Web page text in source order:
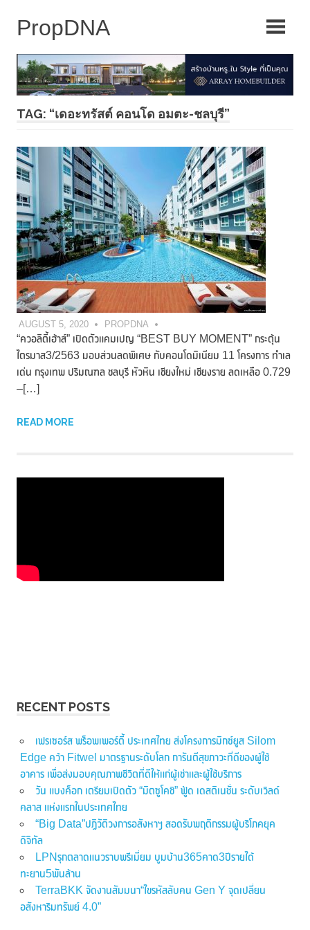
TAG: “เดอะทรัสต์ คอนโด อมตะ-ชลบุรี”
AUGUST 5, 2020 PROPDNA
“ควอลิตี้เฮ้าส์” เปิดตัวแคมเปญ “BEST BUY MOMENT” กระตุ้น
ไตรมาส3/2563 มอบส่วนลดพิเศษ กับคอนโดมิเนียม 11 โครงการ ทำเล
เด่น กรุงเทพ ปริมณฑล ชลบุรี หัวหิน เชียงใหม่ เชียงราย ลดเหลือ 0.729
–[…]
READ MORE
RECENT POSTS
เฟรเซอร์ส พร็อพเพอร์ตี้ ประเทศไทย ส่งโครงการมิกซ์ยูส Silom
Edge คว้า Fitwel มาตรฐานระดับโลก การันตีสุขภาวะที่ดีของผู้ใช้
อาคาร เพื่อส่งมอบคุณภาพชีวิตที่ดีให้แก่ผู้เช่าและผู้ใช้บริการ
วัน แบงค็อก เตรียมเปิดตัว “มิตซูโคชิ” ฟู้ด เดสติเนชั่น ระดับเวิลด์
คลาส แห่งแรกในประเทศไทย
“Big Data”ปฏิวัติวงการอสังหาฯ สอดรับพฤติกรรมผู้บริโภคยุค
ดิจิทัล
LPNรุกตลาดแนวราบพรีเมี่ยม บูมบ้าน365คาด3ปีรายได้
ทะยาน5พันล้าน
TerraBKK จัดงานสัมมนา“ไขรหัสลับคน Gen Y จุดเปลี่ยน
อสังหาริมทรัพย์ 4.0”